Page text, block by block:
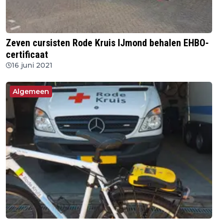
Zeven cursisten Rode Kruis IJmond behalen EHBO-
certificaat
16 juni 2021
Algemeen